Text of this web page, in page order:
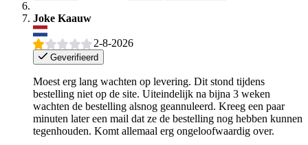
Joke Kaauw
2-8-2026
Geverifieerd
Moest erg lang wachten op levering. Dit stond tijdens
bestelling niet op de site. Uiteindelijk na bijna 3 weken
wachten de bestelling alsnog geannuleerd. Kreeg een paar
minuten later een mail dat ze de bestelling nog hebben kunnen
tegenhouden. Komt allemaal erg ongeloofwaardig over.